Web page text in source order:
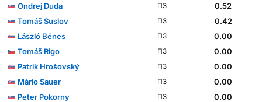
Ondrej Duda
ПЗ
0.52
Tomáš Suslov
ПЗ
0.42
László Bénes
ПЗ
0.00
Tomáš Rigo
ПЗ
0.00
Patrik Hrošovský
ПЗ
0.00
Mário Sauer
ПЗ
0.00
Peter Pokorny
ПЗ
0.00